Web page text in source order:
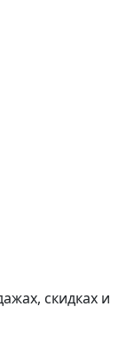
скидках и